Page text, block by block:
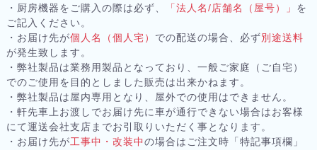
・厨房機器をご購入の際は必ず、
「法人名/店舗名（屋号）」 を
ご記入ください。
・お届け先が個人名（個人宅） での配送の場合、必ず別途送料
が発生致します。
・弊社製品は業務用製品となっており、一般ご家庭（ご自宅）
でのご使用を目的としました販売は出来かねます。
・弊社製品は屋内専用となり、屋外での使用はできません。
・軒先車上お渡しでお届け先に車が通行できない場合はお客様
にて運送会社支店までお引取りいただく事となります。
・お届け先が工事中・改装中の場合はご注文時「特記事項欄」